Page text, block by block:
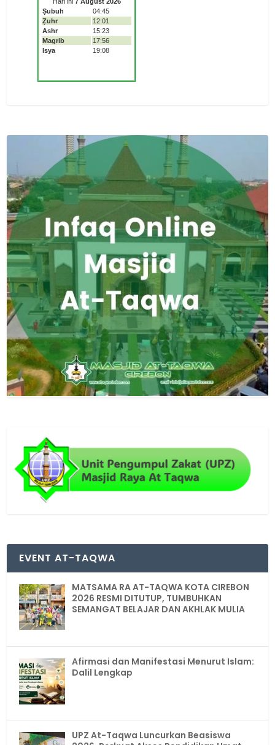
EVENT AT-TAQWA
MATSAMA RA AT-TAQWA KOTA CIREBON
2026 RESMI DITUTUP, TUMBUHKAN
SEMANGAT BELAJAR DAN AKHLAK MULIA
Afirmasi dan Manifestasi Menurut Islam:
Dalil Lengkap
UPZ At-Taqwa Luncurkan Beasiswa